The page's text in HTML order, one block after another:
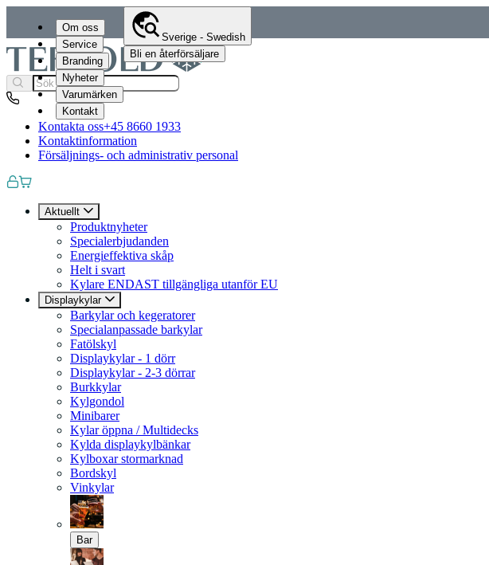
Om oss
Service
Branding
Nyheter
Varumärken
Kontakt
Sverige - Swedish
Bli en återförsäljare
Kontakta oss+45 8660 1933
Kontaktinformation
Försäljnings- och administrativ personal
Aktuellt
Produktnyheter
Specialerbjudanden
Energieffektiva skåp
Helt i svart
Kylare ENDAST tillgängliga utanför EU
Displaykylar
Barkylar och kegeratorer
Specialanpassade barkylar
Fatölskyl
Displaykylar - 1 dörr
Displaykylar - 2-3 dörrar
Burkkylar
Kylgondol
Minibarer
Kylar öppna / Multidecks
Kylda displaykylbänkar
Kylboxar stormarknad
Bordskyl
Vinkylar
Bar